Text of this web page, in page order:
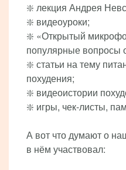
❇️ лекция Андрея
❇️ видеоуроки;
❇️ «Открытый
популярные вопросы
❇️ статьи на тему
похудения;
❇️ видеоистории
❇️ игры, чек-листы,
А вот что думают о
в нём участвовал: